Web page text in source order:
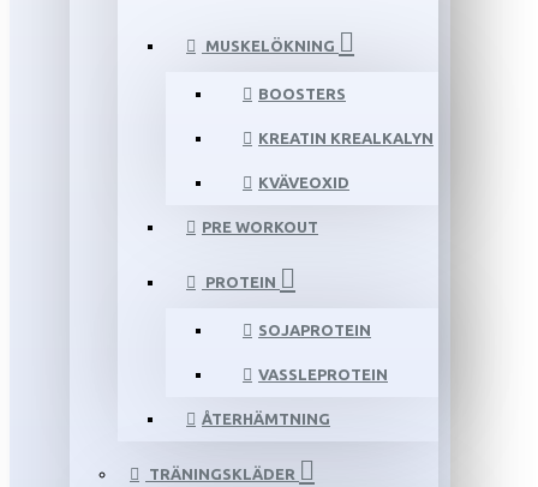
MUSKELÖKNING
BOOSTERS
KREATIN KREALKALYN
KVÄVEOXID
PRE WORKOUT
PROTEIN
SOJAPROTEIN
VASSLEPROTEIN
ÅTERHÄMTNING
TRÄNINGSKLÄDER